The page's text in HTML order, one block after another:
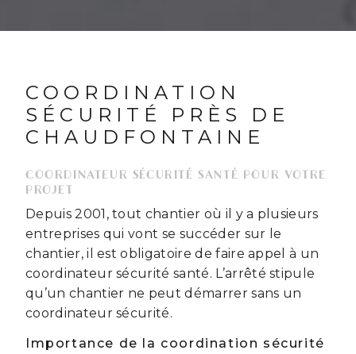
COORDINATION
SÉCURITÉ PRÈS DE
CHAUDFONTAINE
COORDINATEUR SÉCURITÉ SANTÉ POUR VOTRE
PROJET
Depuis 2001, tout chantier où il y a plusieurs
entreprises qui vont se succéder sur le
chantier, il est obligatoire de faire appel à un
coordinateur sécurité santé. L’arrêté stipule
qu’un chantier ne peut démarrer sans un
coordinateur sécurité.
Importance de la coordination sécurité